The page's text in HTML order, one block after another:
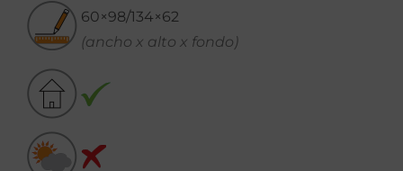
60×98/134×62
(ancho x alto x fondo)